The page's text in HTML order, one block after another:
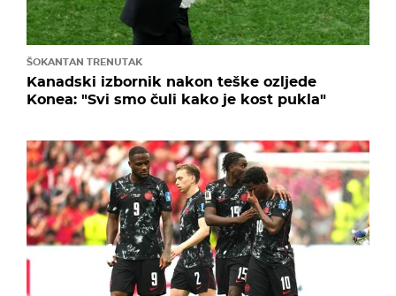
ŠOKANTAN TRENUTAK
Kanadski izbornik nakon teške ozljede
Konea: "Svi smo čuli kako je kost pukla"